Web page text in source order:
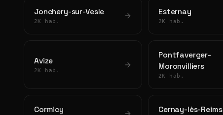
Jonchery-sur-Vesle
2K hab.
Esternay
2K hab.
Avize
2K hab.
Pontfaverger-
Moronvilliers
2K hab.
Cormicy Cernay-lès-Reims